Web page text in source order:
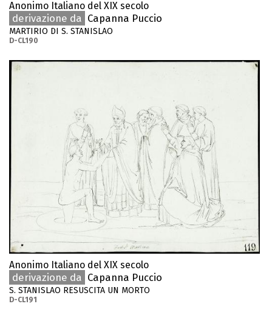
Anonimo Italiano del XIX secolo
derivazione da Capanna Puccio
MARTIRIO DI S. STANISLAO
D-CL190
Anonimo Italiano del XIX secolo
derivazione da Capanna Puccio
S. STANISLAO RESUSCITA UN MORTO
D-CL191